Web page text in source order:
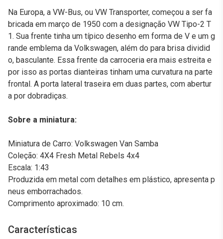
Na Europa, a VW-Bus, ou VW Transporter, começou a ser fa
bricada em março de 1950 com a designação VW Tipo-2 T
1. Sua frente tinha um típico desenho em forma de V e um g
rande emblema da Volkswagen, além do para brisa dividid
o, basculante. Essa frente da carroceria era mais estreita e
por isso as portas dianteiras tinham uma curvatura na parte
frontal. A porta lateral traseira em duas partes, com abertur
a por dobradiças.
Sobre a miniatura:
Miniatura de Carro: Volkswagen Van Samba
Coleção: 4X4 Fresh Metal Rebels 4x4
Escala: 1:43
Produzida em metal com detalhes em plástico, apresenta p
neus emborrachados.
Comprimento aproximado: 10 cm.
Características